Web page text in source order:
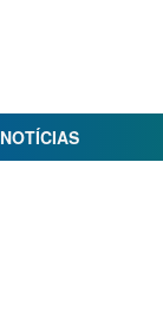
NOTÍCIAS